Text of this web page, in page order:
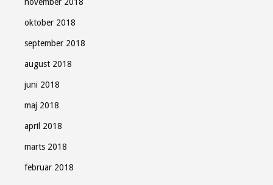
oktober 2018
september 2018
august 2018
juni 2018
maj 2018
april 2018
marts 2018
februar 2018